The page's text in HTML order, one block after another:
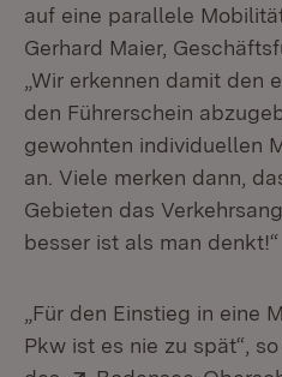
auf eine parallele
Gerhard Maier,
„Wir erkennen damit den
den Führerschein
gewohnten individuellen
an. Viele merken dann,
Gebieten das
besser ist als man denkt!“
„Für den Einstieg in eine
Pkw ist es nie zu spät“,